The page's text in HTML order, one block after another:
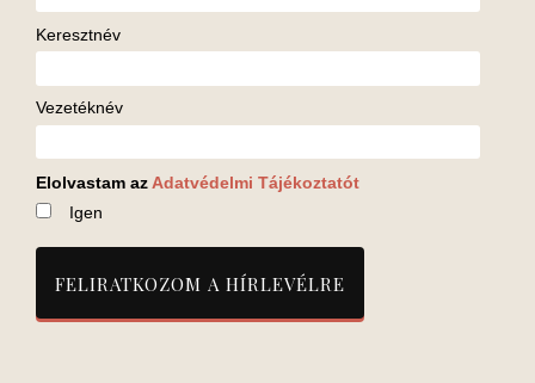
Keresztnév
Vezetéknév
Elolvastam az Adatvédelmi Tájékoztatót
Igen